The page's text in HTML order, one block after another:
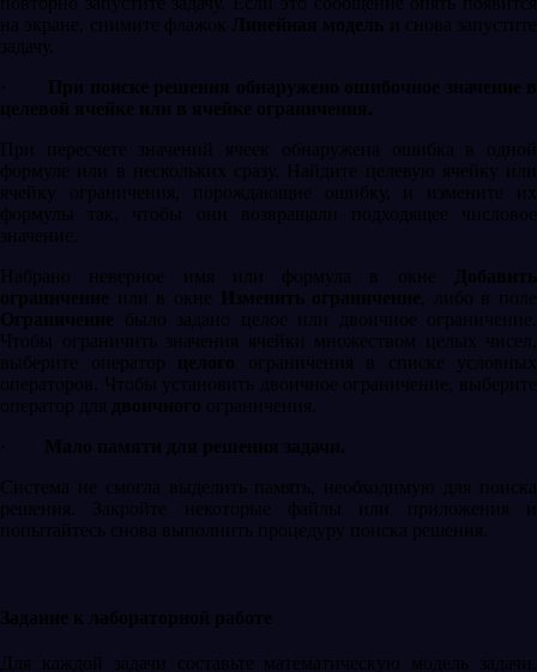
на экране, снимите флажок Линейная модель и снова запустите
задачу.
·
При поиске решения обнаружено ошибочное значение в
целевой ячейке или в ячейке ограничения.
При пересчете значений ячеек обнаружена ошибка в одной
формуле или в нескольких сразу. Найдите целевую ячейку или
ячейку ограничения, порождающие ошибку, и измените их
формулы так, чтобы они возвращали подходящее числовое
значение.
Набрано неверное имя или формула в окне
Добавить
ограничение или в окне Изменить ограничение , либо в поле
Ограничение было задано целое или двоичное ограничение.
Чтобы ограничить значения ячейки множеством целых чисел,
выберите оператор целого ограничения в списке условных
операторов. Чтобы установить двоичное ограничение, выберите
оператор для двоичного ограничения.
·
Мало памяти для решения задачи.
Система не смогла выделить память, необходимую для поиска
решения. Закройте некоторые файлы или приложения и
попытайтесь снова выполнить процедуру поиска решения.
Задание к лабораторной работе
Для каждой задачи составьте математическую модель задачи.